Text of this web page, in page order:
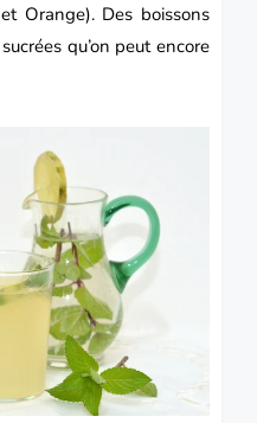
Orange). Des boissons
qu’on peut encore